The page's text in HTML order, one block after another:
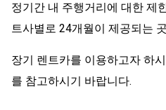
정기간 내 주행거리에 대한 제
트사별로 24개월이 제공되는
장기 렌트카를 이용하고자 하
를 참고하시기 바랍니다.